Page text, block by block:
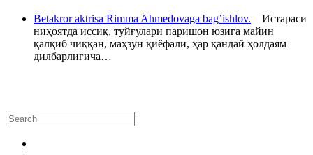
Betakror aktrisa Rimma Ahmedovaga bag’ishlov. Истараси
ниҳоятда иссиқ, туйғулари паришон юзига майин
қалқиб чиққан, маҳзун қиёфали, ҳар қандай ҳолдаям
дилбарлигича…